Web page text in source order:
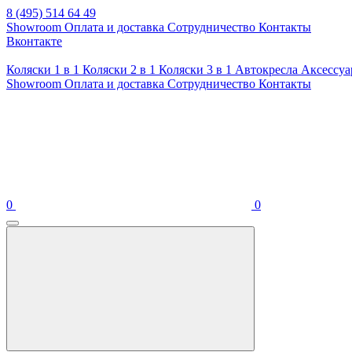
8 (495) 514 64 49
Showroom Оплата и доставка Сотрудничество Контакты
Вконтакте
Коляски 1 в 1 Коляски 2 в 1 Коляски 3 в 1 Автокресла
Showroom Оплата и доставка Сотрудничество Контакты
0 0